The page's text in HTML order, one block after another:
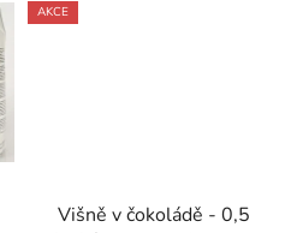
AKCE
Višně v čokoládě - 0,5